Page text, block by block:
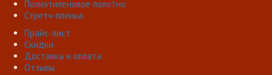
Полиэтиленовое полотно
Стретч-плёнка
Прайс-лист
Скидки
Доставка и оплата
Отзывы